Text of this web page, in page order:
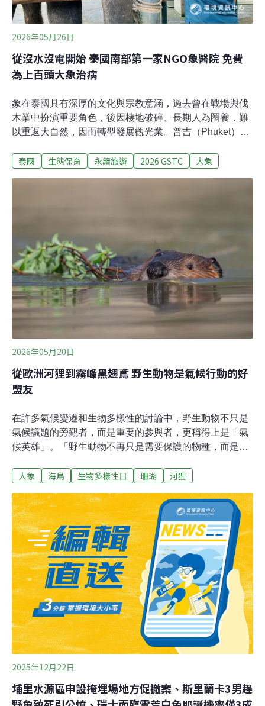
2026年05月26日
從沒水沒電開始 泰國南部第一家NGO象醫院 免費
為上百頭大象治病
象在泰國具有深厚的文化與宗教意涵，過去曾在戰場與伐
木業中扮演重要角色，後因棲地破碎、長期人為圈養，難
以重返大自然，因而轉型發展觀光業。普吉（Phuket）是
達，目前島上約有300頭圈養大象，約占泰國圈養象總數
（Southern Thailand Elephant Foundation），免費為大
象看診治病。Thaotad先在英國募款，後來在普吉島與鄰
近的攀牙府（Phang Nga）間找到適合基地，2.6公頃的廢
棄橡膠園，約一個棒球場大小，距普吉國際機場約25分鐘
車程。他接手後改種植多樣化樹種，營造自然環境，但因
場地不大，每次
泰國 生態保育 永續旅遊 2026 GSTC 大象
2026年05月20日
從歐洲河狸到霧峰黑翅鳶 野生動物是氣候行動的好
盟友
在許多氣候變遷和生物多樣性的討論中，野生動物不只是
氣候議題的旁觀者，而是重要的參與者，更稱得上是「氣
候英雄」。「野生動物不再只是需要保護的物種，而是恢
（IUCN）在世界保育大會中通過一項新決議，正式承認野
議將野生動物納入《聯合國氣候變遷綱要公約》、《生物
多樣性公約》和《保護遷徙野生動物物種公約》等國際氣
候綱要。最初提出此倡議的國際愛護動物基金會（IFAW）
資深政策主管柯立斯（Matt Collis）對媒體表示，「我們
賴以生存的天然碳匯生態系統，只有在動物種群繁盛的情
況下才能發揮最大作用。」5月22日是國際生物多樣性
日，讓我們認可野生動物的價值，不只是要保護野生動
物，實際上是野生動物在幫助我們。河狸築壩減災 打造自
然碳匯與長期碳庫河狸被譽為「自然界的水壩工程師」，
透過調整自然界的結構，
大象 海鳥 生物多樣性日 珊瑚 河狸
2025年12月22日
埔里水源區申設掩埋場地方促撤案、斯里蘭卡3男趕